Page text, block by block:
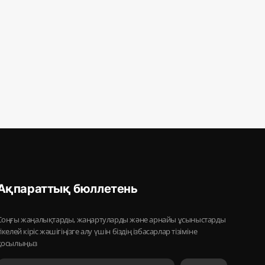
бюллетень
жаңалықтарды, жаңартуларды және арнайы ұсыныстарды
кіріс жәшігіңізге алу үшін біздің ізбасарлар тізіміне